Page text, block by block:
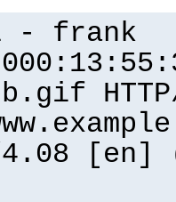
- frank
[en]